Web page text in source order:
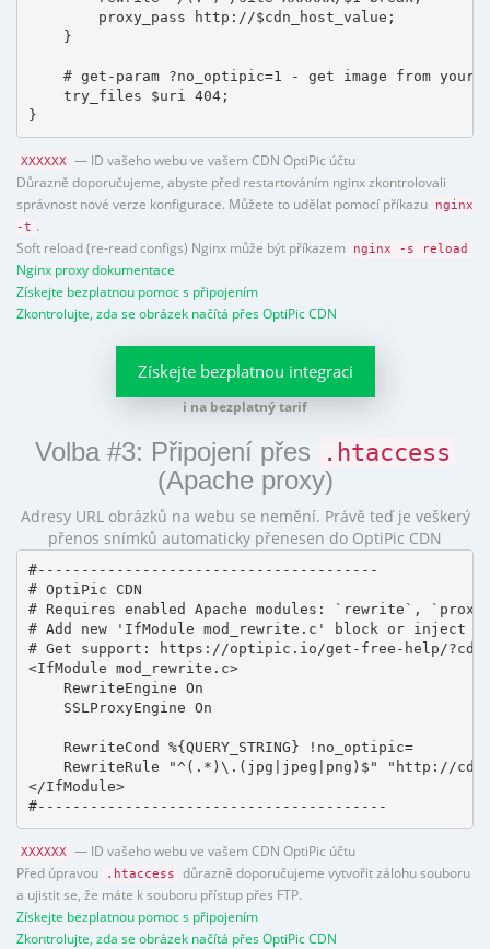
        proxy_pass http://$cdn_host_value;
    }
# get-param ?no_optipic=1 - get image from your
    try_files $uri 404;
}
XXXXXX
— ID vašeho webu ve vašem CDN OptiPic účtu
Důrazně doporučujeme, abyste před restartováním nginx zkontrolovali
správnost nové verze konfigurace. Můžete to udělat pomocí příkazu
nginx
-t .
Soft reload (re-read configs) Nginx může být příkazem
nginx -s reload
Nginx proxy dokumentace
Získejte bezplatnou pomoc s připojením
Zkontrolujte, zda se obrázek načítá přes OptiPic CDN
Získejte bezplatnou integraci
i na bezplatný tarif
Volba #3: Připojení přes .htaccess
(Apache proxy)
Adresy URL obrázků na webu se nemění. Právě teď je veškerý
přenos snímků automaticky přenesen do OptiPic CDN
#---------------------------------------
# OptiPic CDN
# Requires enabled Apache modules: `rewrite`,
# Add new 'IfModule mod_rewrite.c' block or inject
# Get support: https://optipic.io/get-free-help/
<IfModule mod_rewrite.c>
    RewriteEngine On
    SSLProxyEngine On
    RewriteCond %{QUERY_STRING} !no_optipic=
RewriteRule "^(.*)\.(jpg|jpeg|png)$" "http://
</IfModule>
#----------------------------------------
XXXXXX
— ID vašeho webu ve vašem CDN OptiPic účtu
Před úpravou
.htaccess
důrazně doporučujeme vytvořit zálohu souboru
a ujistit se, že máte k souboru přístup přes FTP.
Získejte bezplatnou pomoc s připojením
Zkontrolujte, zda se obrázek načítá přes OptiPic CDN